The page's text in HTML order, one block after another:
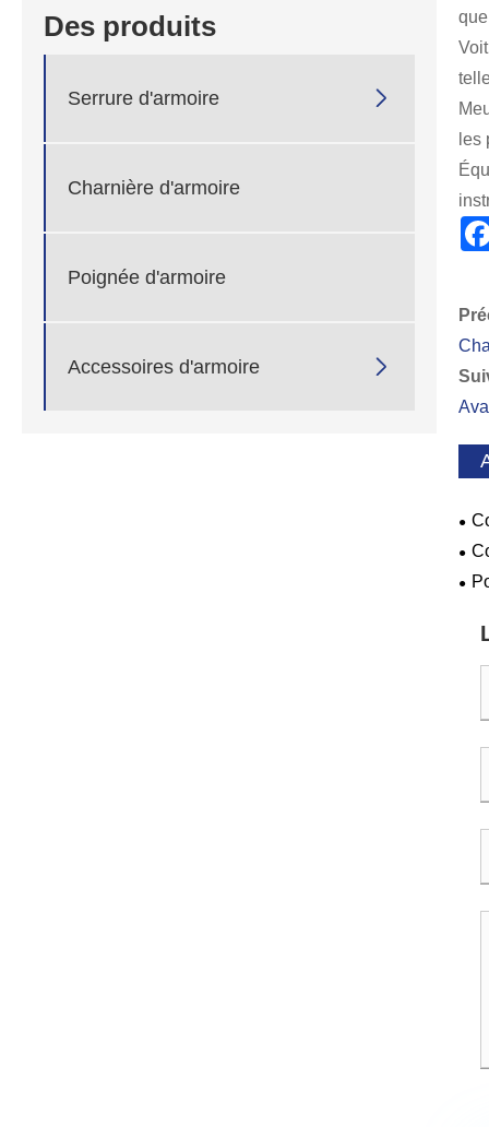
Des produits
Serrure d'armoire 
Charnière d'armoire
Poignée d'armoire
Accessoires d'armoire 
les